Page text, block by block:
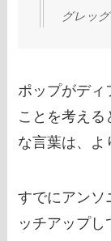
グレッ
ポップがディ
ことを考える
な言葉は、よ
すでにアンソ
ッチアップし